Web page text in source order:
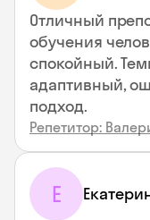
Отличный
обучения
спокойный.
адаптивный,
подход.
Репетитор:
Е